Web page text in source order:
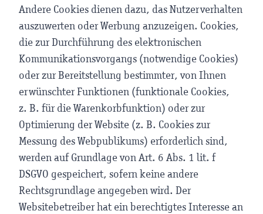
Andere Cookies dienen dazu, das Nutzerverhalten
auszuwerten oder Werbung anzuzeigen. Cookies,
die zur Durchführung des elektronischen
Kommunikationsvorgangs (notwendige Cookies)
oder zur Bereitstellung bestimmter, von Ihnen
erwünschter Funktionen (funktionale Cookies,
z. B. für die Warenkorbfunktion) oder zur
Optimierung der Website (z. B. Cookies zur
Messung des Webpublikums) erforderlich sind,
werden auf Grundlage von Art. 6 Abs. 1 lit. f
DSGVO gespeichert, sofern keine andere
Rechtsgrundlage angegeben wird. Der
Websitebetreiber hat ein berechtigtes Interesse an